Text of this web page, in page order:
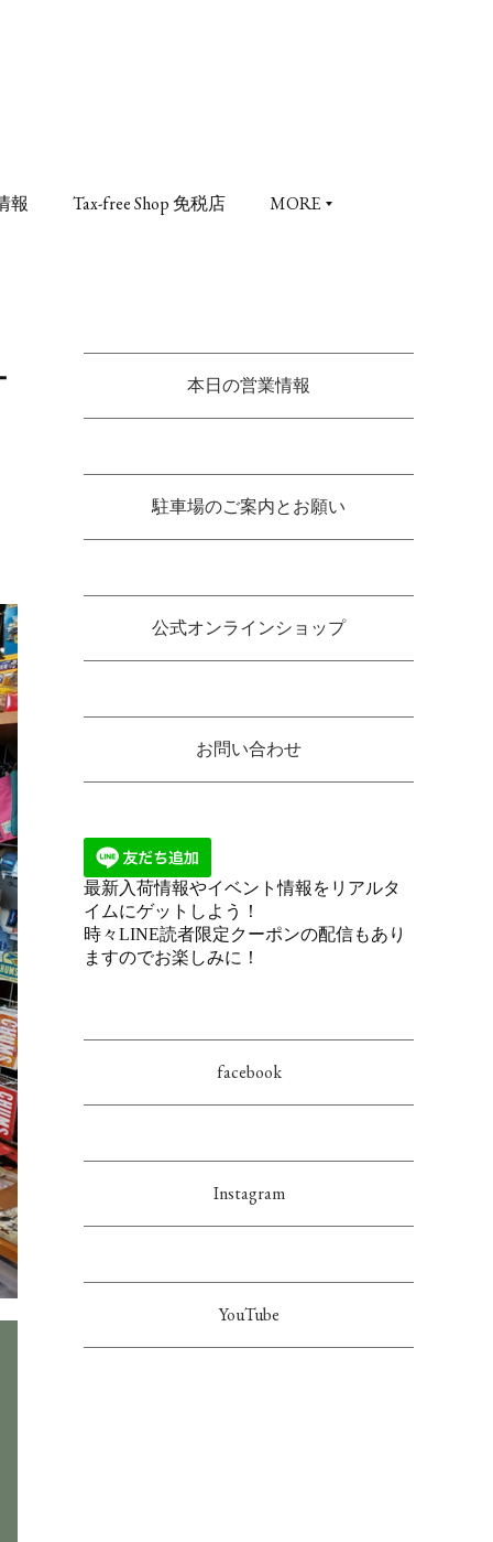
報 Tax-free Shop 免税店 MORE
本日の営業情報
駐車場のご案内とお願い
公式オンラインショップ
お問い合わせ
facebook
Instagram
YouTube